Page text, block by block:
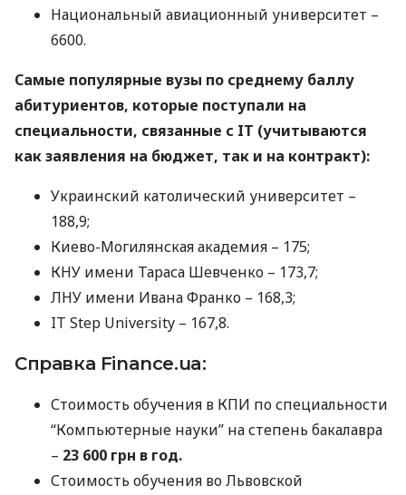
Национальный авиационный университет –
6600.
Самые популярные вузы по среднему баллу
абитуриентов, которые поступали на
специальности, связанные с IT (учитываются
как заявления на бюджет, так и на контракт):
Украинский католический университет –
188,9;
Киево-Могилянская академия – 175;
КНУ имени Тараса Шевченко – 173,7;
ЛНУ имени Ивана Франко – 168,3;
IT Step University – 167,8.
Справка Finance.ua:
Стоимость обучения в КПИ по специальности
“Компьютерные науки” на степень бакалавра
– 23 600 грн в год.
Стоимость обучения во Львовской